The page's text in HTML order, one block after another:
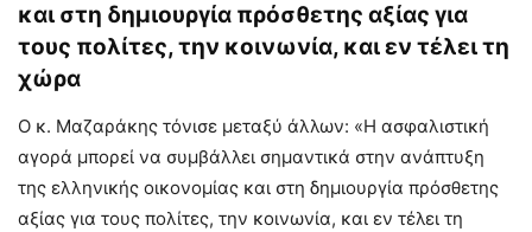
και στη δημιουργία πρόσθετης αξίας για
τους πολίτες, την κοινωνία, και εν τέλει τη
χώρα
Ο κ. Μαζαράκης τόνισε μεταξύ άλλων: «Η ασφαλιστική
αγορά μπορεί να συμβάλλει σημαντικά στην ανάπτυξη
της ελληνικής οικονομίας και στη δημιουργία πρόσθετης
αξίας για τους πολίτες, την κοινωνία, και εν τέλει τη